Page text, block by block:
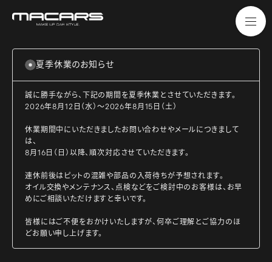
夏季休業のお知らせ
誠に勝手ながら、下記の期間を夏季休業とさせていただきます。
2026年8月12日（水）～2026年8月15日（土）
休業期間中にいただきましたお問い合わせやメールにつきまして
は、
8月16日（日）以降、順次対応させていただきます。
連休前後はピットの混雑や部品の入荷待ちが予想されます。
オイル交換やメンテナンス、点検などをご検討中のお客様は、お早
めにご相談いただけますと幸いです。
皆様にはご不便をおかけいたしますが、何卒ご理解とご協力のほ
どお願い申し上げます。